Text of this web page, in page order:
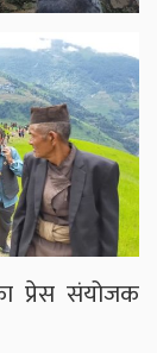
प्रेस संयोजक